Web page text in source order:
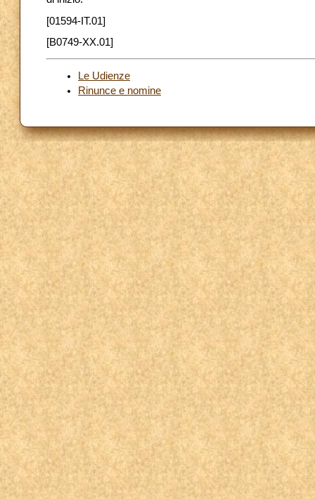
[01594-IT.01]
[B0749-XX.01]
Le Udienze
Rinunce e nomine